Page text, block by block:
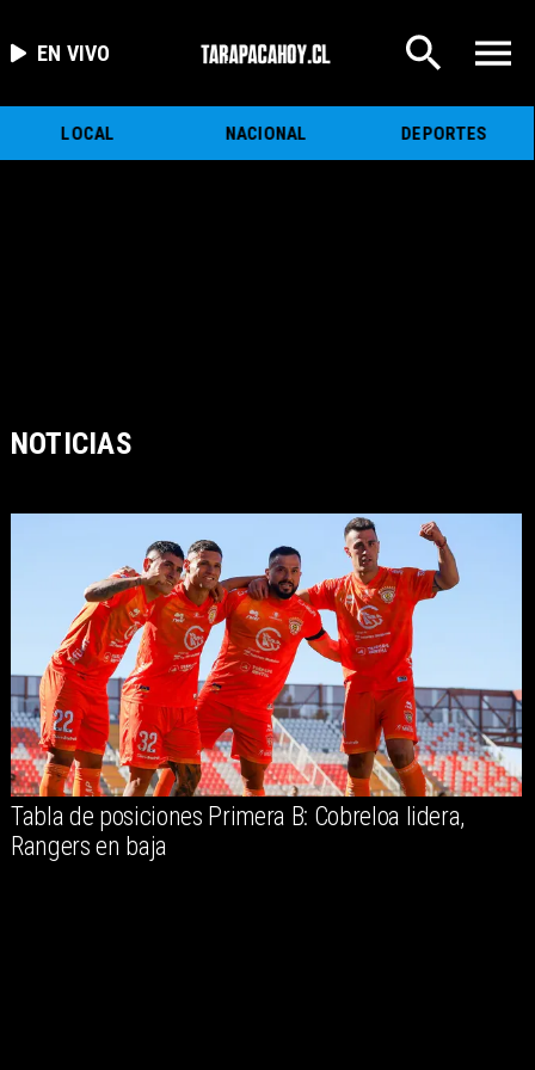
EN VIVO
LOCAL NACIONAL DEPORTES
NOTICIAS
Tabla de posiciones Primera B: Cobreloa lidera,
Rangers en baja